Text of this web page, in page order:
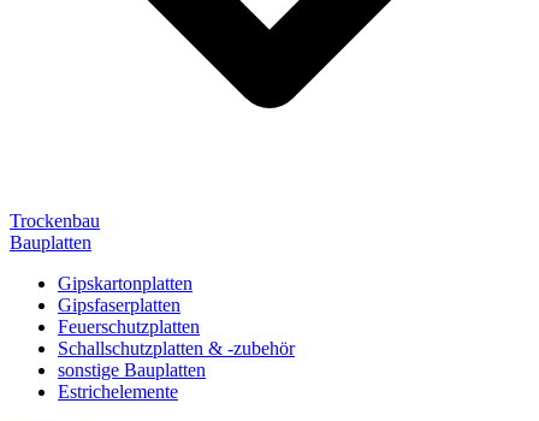
Trockenbau
Bauplatten
Gipskartonplatten
Gipsfaserplatten
Feuerschutzplatten
Schallschutzplatten & -zubehör
sonstige Bauplatten
Estrichelemente